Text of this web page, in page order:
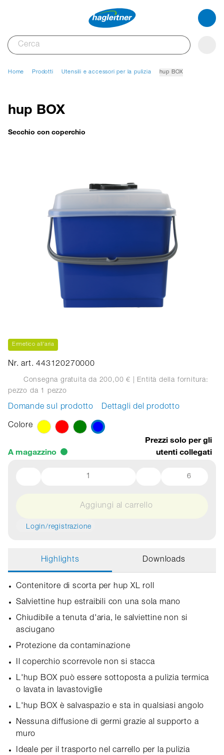
Home Prodotti Utensili e accessori per la pulizia hup BOX
hup BOX
Secchio con coperchio
Ermetico all'aria
Nr. art. 443120270000
Consegna gratuita da 200,00 € | Entità della fornitura:
pezzo da 1 pezzo
Domande sul prodotto Dettagli del prodotto
Colore
A magazzino
Prezzi solo per gli
utenti collegati
6
Aggiungi al carrello
Login/registrazione
Highlights Downloads
Contenitore di scorta per hup XL roll
Salviettine hup estraibili con una sola mano
Chiudibile a tenuta d'aria, le salviettine non si
asciugano
Protezione da contaminazione
Il coperchio scorrevole non si stacca
L'hup BOX può essere sottoposta a pulizia termica
o lavata in lavastoviglie
L'hup BOX è salvaspazio e sta in qualsiasi angolo
Nessuna diffusione di germi grazie al supporto a
muro
Ideale per il trasporto nel carrello per la pulizia